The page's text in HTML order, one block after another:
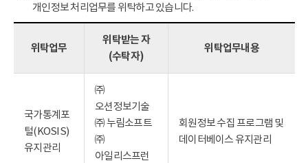
개인정보 처리업무를 위탁하고 있습니다.
위탁업무
위탁받는 자
(수탁자)
위탁업무내용
국가통계포
털(KOSIS)
유지관리
㈜
오션정보기술
㈜ 누림소프트
㈜
아일리스프런
회원정보 수집 프로그램 및
데이터베이스 유지관리